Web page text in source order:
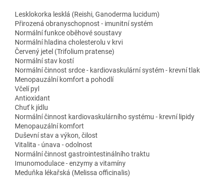
Lesklokorka lesklá (Reishi, Ganoderma lucidum)
Přirozená obranyschopnost - imunitní systém
Normální funkce oběhové soustavy
Normální hladina cholesterolu v krvi
Červený jetel (Trifolium pratense)
Normální stav kostí
Normální činnost srdce - kardiovaskulární systém - krevní tlak
Menopauzální komfort a pohodlí
Včelí pyl
Antioxidant
Chuť k jídlu
Normální činnost kardiovaskulárního systému - krevní lipidy
Menopauzální komfort
Duševní stav a výkon, čilost
Vitalita - únava - odolnost
Normální činnost gastrointestinálního traktu
Imunomodulace - enzymy a vitamíny
Meduňka lékařská (Melissa officinalis)